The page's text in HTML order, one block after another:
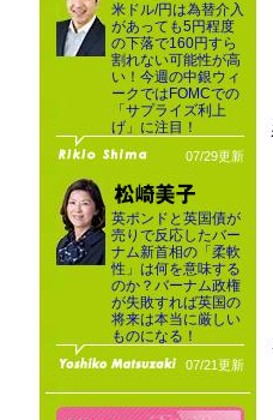
米ドル/円は為替介入
があっても5円程度
の下落で160円すら
割れない可能性が高
い！今週の中銀ウィ
ークではFOMCでの
「サプライズ利上
げ」に注目！
07/29更新
英ポンドと英国債が
売りで反応したバー
ナム新首相の「柔軟
性」は何を意味する
のか？バーナム政権
が失敗すれば英国の
将来は本当に厳しい
ものになる！
07/21更新